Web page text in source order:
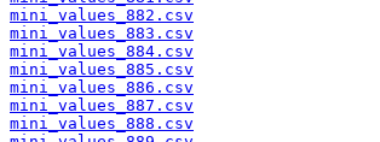
mini_values_882.csv
mini_values_883.csv
mini_values_884.csv
mini_values_885.csv
mini_values_886.csv
mini_values_887.csv
mini_values_888.csv